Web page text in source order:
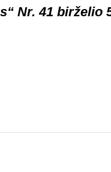
Nr. 41 birželio